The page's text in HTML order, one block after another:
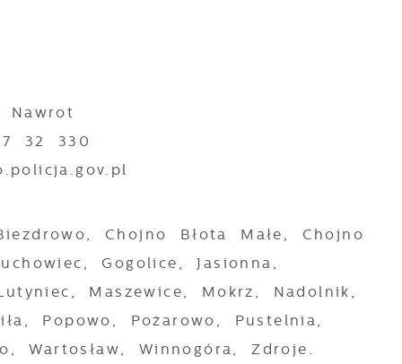
Nawrot
32 330
Chojno Błota Małe, Chojno
Gogolice, Jasionna,
Maszewice, Mokrz, Nadolnik,
Popowo, Pożarowo, Pustelnia,
Wartosław, Winnogóra, Zdroje.